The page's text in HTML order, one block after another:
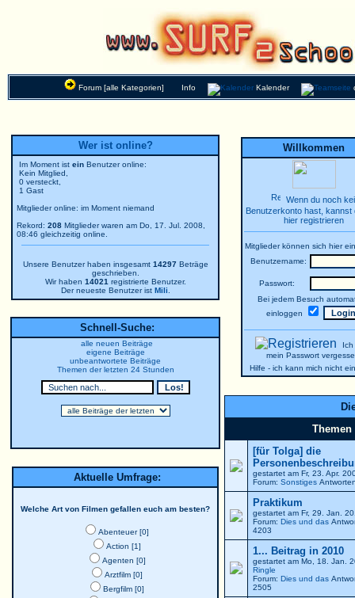
Forum [alle Kategorien] Info Kalender
Wer ist online?
Im Moment ist ein Benutzer online:
Kein Mitglied,
0 versteckt,
1 Gast
Mitglieder online: im Moment niemand
Rekord: 208 Mitglieder waren am Do, 17. Jul. 2008,
08:46 gleichzeitig online.
Unsere Benutzer haben insgesamt 14297Beträge
geschrieben.
Wir haben 14021 registrierte Benutzer.
Der neueste Benutzer ist Mili
Schnell-Suche:
alle neuen Beiträge
eigene Beiträge
unbeantwortete Beiträge
Themen der letzten 24 Stunden
Aktuelle Umfrage:
Welche Art von Filmen gefallen euch am besten?
Abenteuer [0]
Action [1]
Agenten [0]
Arztfilm [0]
Bergfilm [0]
Willkommen
Wenn du noch
Benutzerkonto hast, kannst
hier registrieren
Mitglieder können sich hier
Benutzername:
Passwort:
Bei jedem Besuch
einloggen
mein Passwort
Hilfe - ich kann mich nicht
Themen
[für Tolga] die
gestartet am Fr, 23. Apr.
Forum: Sonstiges
Praktikum
gestartet am Fr, 29. Jan.
Forum: Dies und das
4203
1... Beitrag in 2010
gestartet am Mo, 18. Jan.
Ringle
Forum: Dies und das
2505